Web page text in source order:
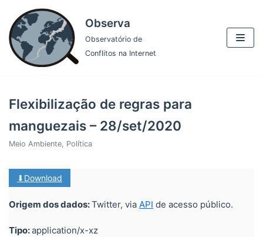
Pular
para
o
conteúdo
Observa
Observatório de
Conflitos na Internet
Flexibilização de regras para
manguezais – 28/set/2020
Meio Ambiente, Política
⬇Download
Origem dos dados:Twitter, via API de acesso público.
Tipo:application/x-xz